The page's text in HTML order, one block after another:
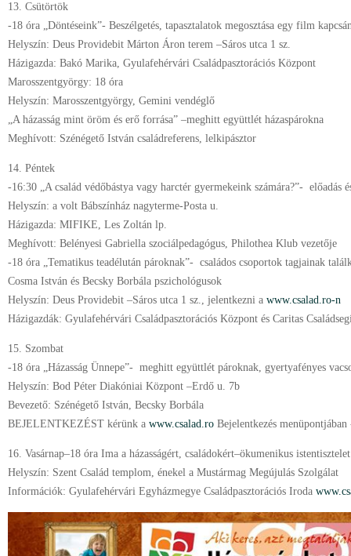
13. Csütörtök
-18 óra „Döntéseink”- Beszélgetés, tapasztalatok megosztása egy film
Helyszín: Deus Providebit Márton Áron terem –Sáros utca 1 sz.
Házigazda: Bakó Marika, Gyulafehérvári Családpasztorációs Központ
Marosszentgyörgy: 18 óra
Helyszín: Marosszentgyörgy, Gemini vendéglő
„A házasság mint öröm és erő forrása” –meghitt együttlét házaspárokna
Meghívott: Szénégető István családreferens, lelkipásztor
14. Péntek
-16:30 „A család védőbástya vagy harctér gyermekeink számára?”- előadás
Helyszín: a volt Bábszínház nagyterme-Posta u.
Házigazda: MIFIKE, Les Zoltán lp.
Meghívott: Belényesi Gabriella szociálpedagógus, Philothea Klub vezetője
-18 óra „Tematikus teadélután pároknak”- családos csoportok tagjainak
Cosma István és Becsky Borbála pszichológusok
Helyszín: Deus Providebit –Sáros utca 1 sz., jelentkezni a www.csalad.ro-n
Házigazdák: Gyulafehérvári Családpasztorációs Központ és Caritas
15. Szombat
-18 óra „Házasság Ünnepe”- meghitt együttlét pároknak, gyertyafényes
Helyszín: Bod Péter Diakóniai Központ –Erdő u. 7b
Bevezető: Szénégető István, Becsky Borbála
BEJELENTKEZÉST kérünk a www.csalad.ro Bejelentkezés
16. Vasárnap–18 óra Ima a házasságért, családokért–ökumenikus
Helyszín: Szent Család templom, énekel a Mustármag Megújulás Szolgálat
Információk: Gyulafehérvári Egyházmegye Családpasztorációs Iroda